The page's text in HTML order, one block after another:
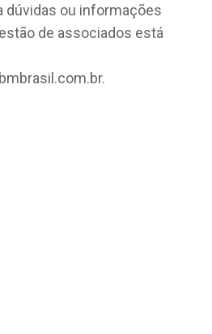
dúvidas ou informações
de associados está